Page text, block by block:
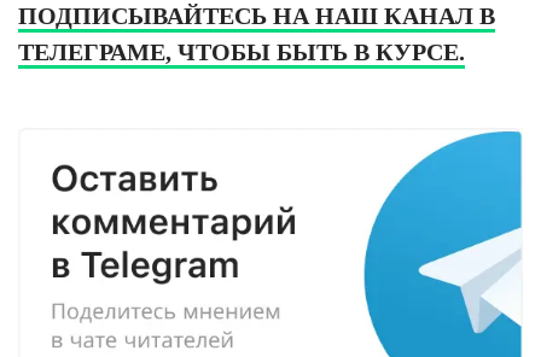
ПОДПИСЫВАЙТЕСЬ НА НАШ КАНАЛ В
ТЕЛЕГРАМЕ, ЧТОБЫ БЫТЬ В КУРСЕ.